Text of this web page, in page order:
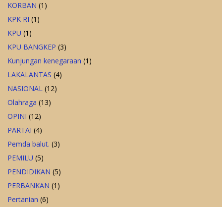
KORBAN (1)
KPK RI (1)
KPU (1)
KPU BANGKEP (3)
Kunjungan kenegaraan (1)
LAKALANTAS (4)
NASIONAL (12)
Olahraga (13)
OPINI (12)
PARTAI (4)
Pemda balut. (3)
PEMILU (5)
PENDIDIKAN (5)
PERBANKAN (1)
Pertanian (6)